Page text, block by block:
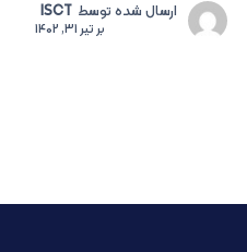
ارسال شده توسط ISCT
برتیر 31, 1402